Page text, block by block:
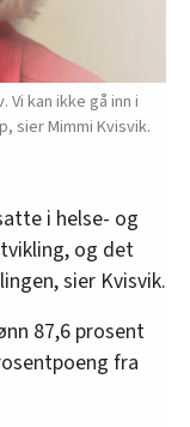
kan ikke gå inn i
sier Mimmi Kvisvik.
i helse- og
og det
sier Kvisvik.
87,6 prosent
fra